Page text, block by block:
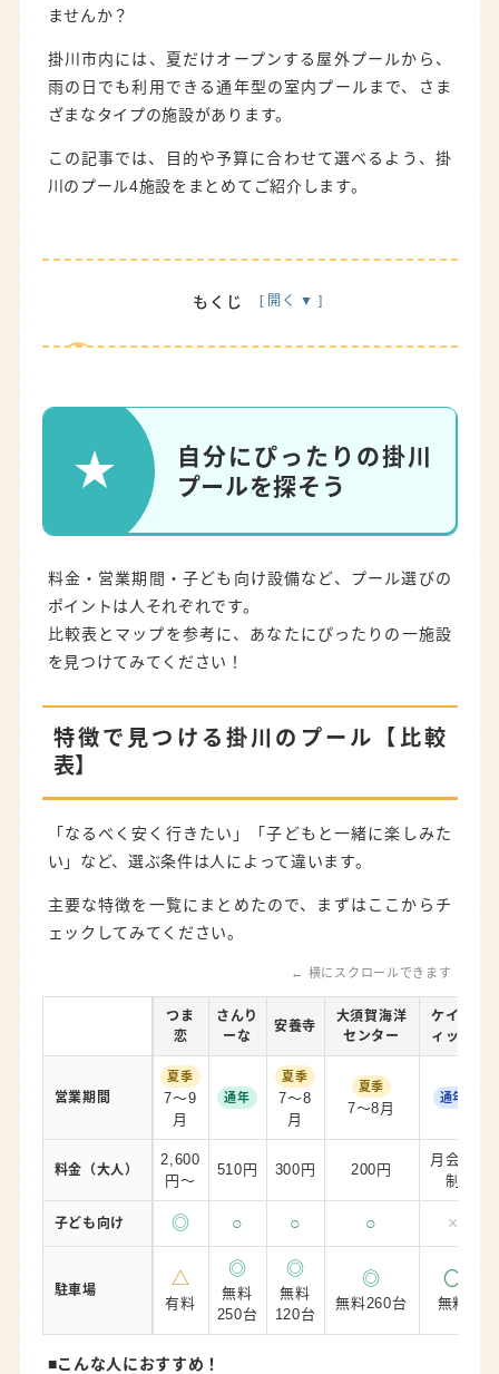
ませんか？
掛川市内には、夏だけオープンする屋外プールから、
雨の日でも利用できる通年型の室内プールまで、さま
ざまなタイプの施設があります。
この記事では、目的や予算に合わせて選べるよう、掛
川のプール4施設をまとめてご紹介します。
もくじ
場所で見つける掛川のプール【マップ】
観光で楽しむなら【つま恋リゾート彩の郷 ウォ
ーターパーク】
気軽に泳ぎたいなら｜市営プール
さんりーな
ジムも一緒に使いたいなら【フィットネスクラ
自分にぴったりの掛川
プールを探そう
料金・営業期間・子ども向け設備など、プール選びの
ポイントは人それぞれです。
比較表とマップを参考に、あなたにぴったりの一施設
を見つけてみてください！
特徴で見つける掛川のプール【比較
表】
「なるべく安く行きたい」「子どもと一緒に楽しみた
い」など、選ぶ条件は人によって違います。
主要な特徴を一覧にまとめたので、まずはここからチ
ェックしてみてください。
← 横にスクロールできます
つま
恋
さんり
ーな
安養寺
大須賀海洋
センター
ケイフ
ィット
営業期間
夏季
7〜9
月
通年
夏季
7〜8
月
夏季
7〜8月
通年
料金（大人）
2,600
円〜
510円 300円 200円
月会費
制
子ども向け ◎ ○ ○ ○ ×
駐車場
△
有料
◎
無料
250台
◎
無料
120台
◎
無料260台
〇
無料
■こんな人におすすめ！